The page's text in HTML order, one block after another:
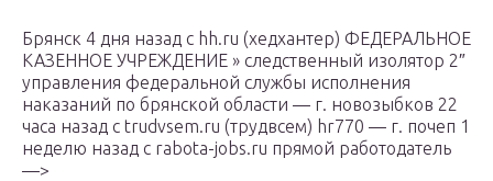
Брянск 4 дня назад с hh.ru (хедхантер) ФЕДЕРАЛЬНОЕ
КАЗЕННОЕ УЧРЕЖДЕНИЕ » следственный изолятор 2″
управления федеральной службы исполнения
наказаний по брянской области — г. новозыбков 22
часа назад с trudvsem.ru (трудвсем) hr770 — г. почеп 1
неделю назад с rabota-jobs.ru прямой работодатель
—>